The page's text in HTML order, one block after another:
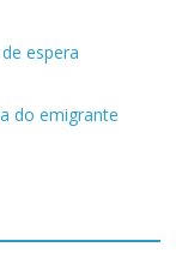
espera
do emigrante